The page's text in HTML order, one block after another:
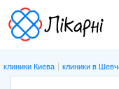
клиники Киева клиники в